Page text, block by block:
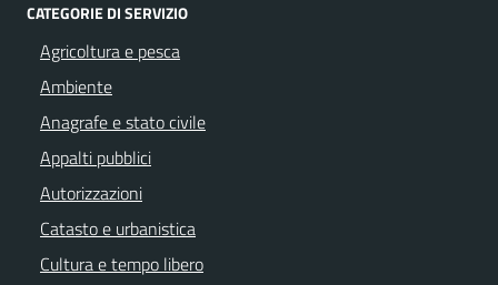
CATEGORIE DI SERVIZIO
Agricoltura e pesca
Ambiente
Anagrafe e stato civile
Appalti pubblici
Autorizzazioni
Catasto e urbanistica
Cultura e tempo libero